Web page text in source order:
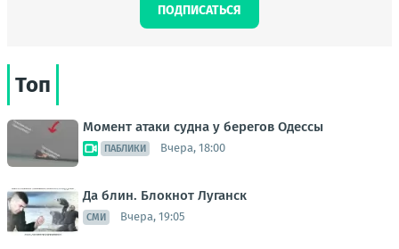
ПОДПИСАТЬСЯ
Топ
Момент атаки судна у берегов Одессы
ПАБЛИКИ Вчера, 18:00
Да блин. Блокнот Луганск
СМИ Вчера, 19:05